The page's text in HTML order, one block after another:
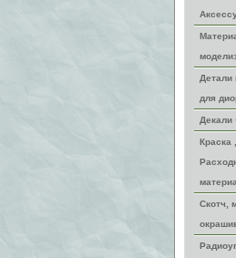
Детали
для
Декали
Краска
Скотч,